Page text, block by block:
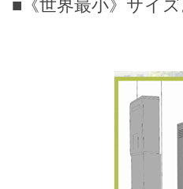
■《世界最小》サイ